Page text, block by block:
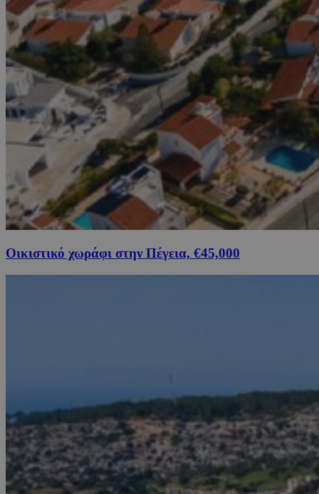
Οικιστικό χωράφι στην Πέγεια, €45,000